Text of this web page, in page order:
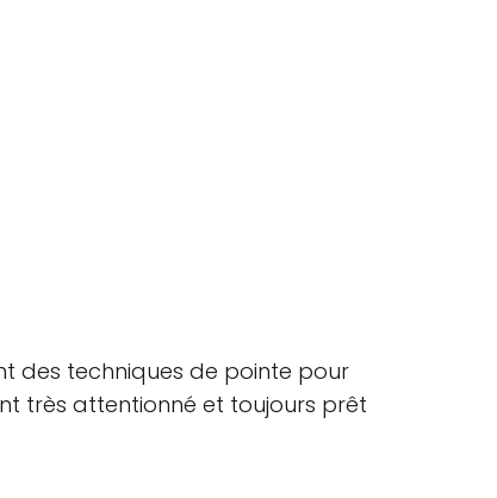
des techniques de pointe pour
très attentionné et toujours prêt